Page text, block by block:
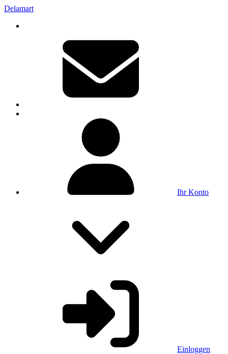
Delamart
Ihr Konto
Einloggen